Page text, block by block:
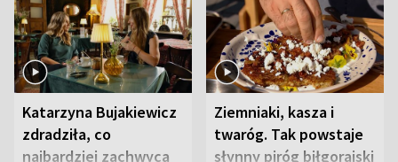
Katarzyna Bujakiewicz
zdradziła, co
najbardziej zachwyca
Ziemniaki, kasza i
twaróg. Tak powstaje
słynny piróg biłgorajski